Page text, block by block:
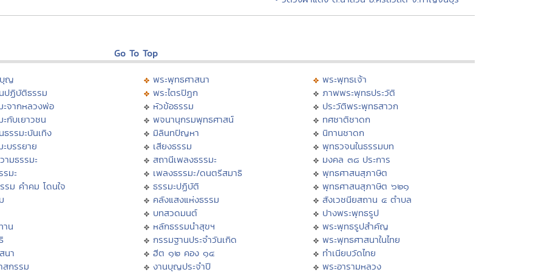
Go To Top
ญ
ปฏิบัติธรรม
ะจากหลวงพ่อ
ะกับเยาวชน
ธรรมะบันเทิง
ะบรรยาย
ามธรรมะ
รมะ
รม คำคม โดนใจ
น
นา
สกรรม
พระพุทธศาสนา
พระไตรปิฏก
หัวข้อธรรม
พจนานุกรมพุทธศาสน์
มิลินทปัญหา
เสียงธรรม
สถานีเพลงธรรมะ
เพลงธรรมะ/ดนตรีสมาธิ
ธรรมะปฏิบัติ
คลังแสงแห่งธรรม
บทสวดมนต์
หลักธรรมนำสุขฯ
กรรมฐานประจำวันเกิด
ฮีต ๑๒ คอง ๑๔
งานบุญประจำปี
พระพุทธเจ้า
ภาพพระพุทธประวัติ
ประวัติพระพุทธสาวก
ทศชาติชาดก
นิทานชาดก
พุทธวจนในธรรมบท
มงคล ๓๘ ประการ
พุทธศาสนสุภาษิต
พุทธศาสนสุภาษิต ๖๒๑
สังเวชนียสถาน ๔ ตำบล
ปางพระพุทธรูป
พระพุทธรูปสำคัญ
พระพุทธศาสนาในไทย
ทำเนียบวัดไทย
พระอารามหลวง